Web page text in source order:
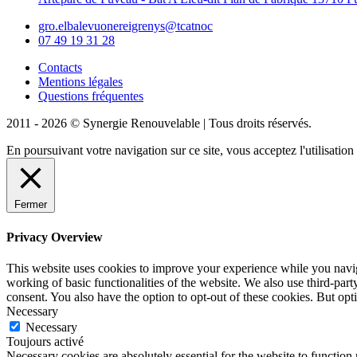
gro.elbalevuonereigrenys@tcatnoc
07 49 19 31 28
Contacts
Mentions légales
Questions fréquentes
2011 - 2026 © Synergie Renouvelable | Tous droits réservés.
En poursuivant votre navigation sur ce site, vous acceptez
Fermer
Privacy Overview
This website uses cookies to improve your experience while you
working of basic functionalities of the website. We also use third-
consent. You also have the option to opt-out of these cookies. But
Necessary
Necessary
Toujours activé